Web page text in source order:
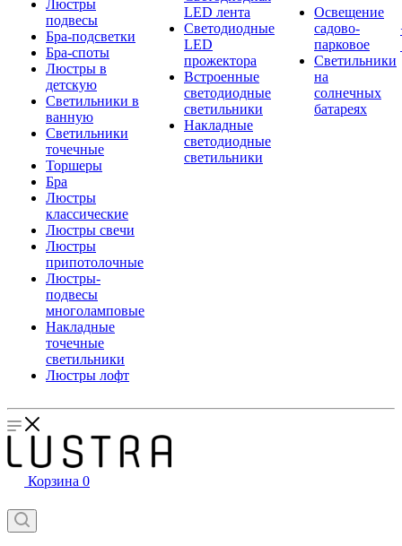
Люстры
подвесы
Бра-подсветки
Бра-споты
Люстры в
детскую
Светильники в
ванную
Светильники
точечные
Торшеры
Бра
Люстры
классические
Люстры свечи
Люстры
припотолочные
Люстры-
подвесы
многоламповые
Накладные
точечные
светильники
Люстры лофт
LED лента
Светодиодные
LED
прожектора
Встроенные
светодиодные
светильники
Накладные
светодиодные
светильники
Освещение
садово-
парковое
Светильники
на
солнечных
батареях
Корзина 0